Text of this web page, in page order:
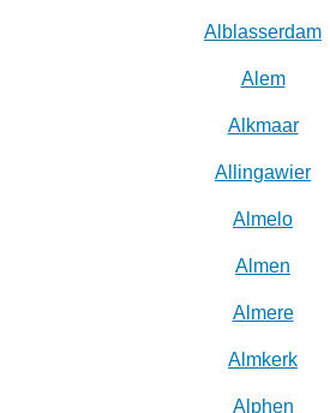
Alblasserdam
Alem
Alkmaar
Allingawier
Almelo
Almen
Almere
Almkerk
Alphen